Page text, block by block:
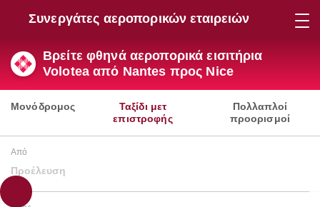
Συνεργάτες αεροπορικών εταιρειών
Βρείτε φθηνά αεροπορικά εισιτήρια
Volotea από Nantes προς Nice
Μονόδρομος
Ταξίδι μετ
επιστροφής
Πολλαπλοί
προορισμοί
Από
Προέλευση